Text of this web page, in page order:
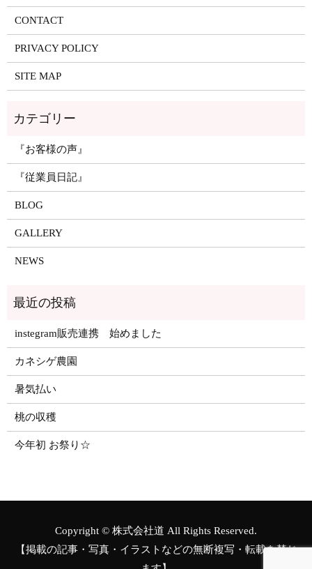
CONTACT
PRIVACY POLICY
SITE MAP
『お客様の声』
『従業員日記』
BLOG
GALLERY
NEWS
instegram販売連携 始めました
カネシゲ農園
暑気払い
桃の収穫
今年初 お祭り☆
Copyright © 株式会社道 All Rights Reserved.
【掲載の記事・写真・イラストなどの無断複写・転載を禁じ